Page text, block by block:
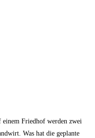
Friedhof werden zwei
Was hat die geplante